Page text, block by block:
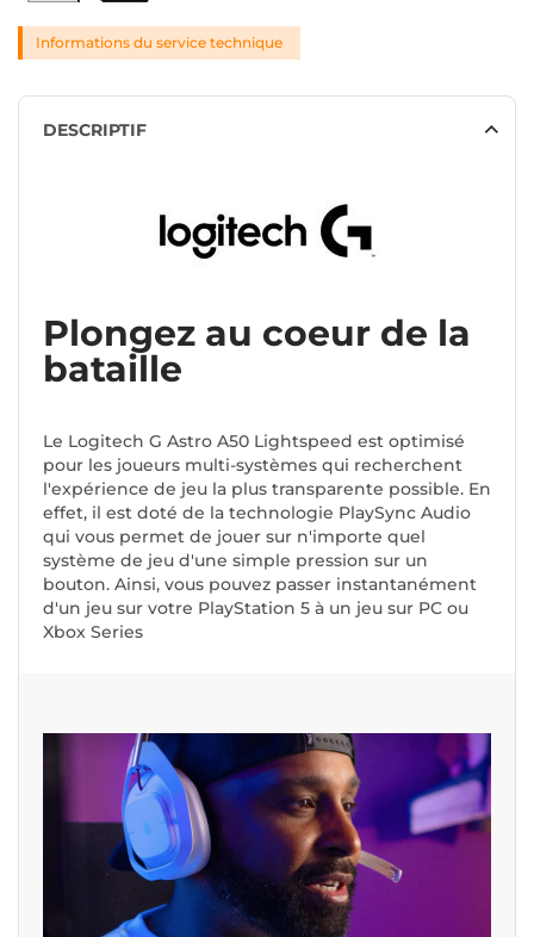
Informations du service technique
DESCRIPTIF
Plongez au coeur de la
bataille
Le Logitech G Astro A50 Lightspeed est optimisé
pour les joueurs multi-systèmes qui recherchent
l'expérience de jeu la plus transparente possible. En
effet, il est doté de la technologie PlaySync Audio
qui vous permet de jouer sur n'importe quel
système de jeu d'une simple pression sur un
bouton. Ainsi, vous pouvez passer instantanément
d'un jeu sur votre PlayStation 5 à un jeu sur PC ou
Xbox Series